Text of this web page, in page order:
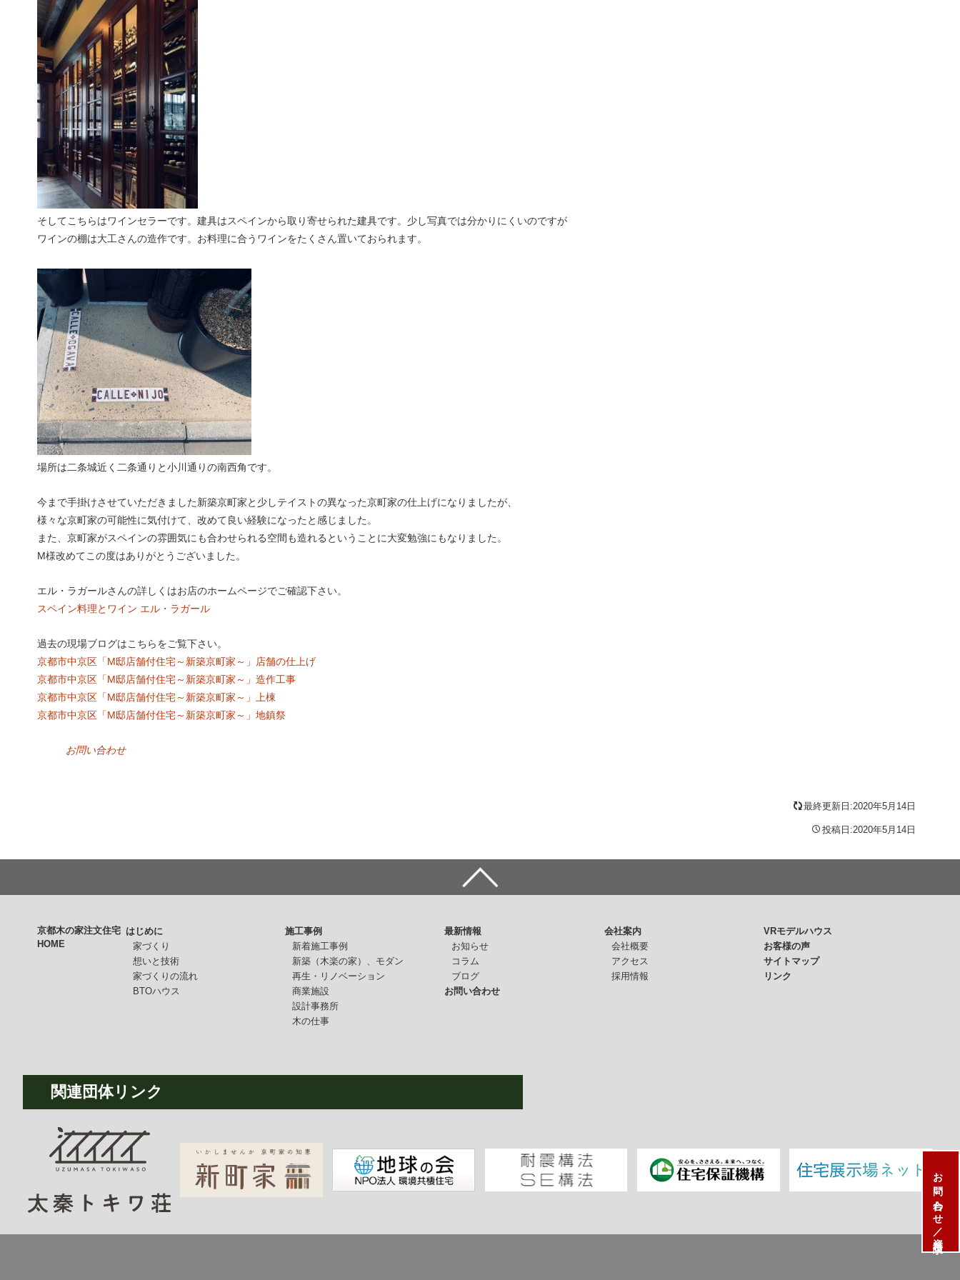
そしてこちらはワインセラーです。建具はスペインから取り寄せられた建具です。少し写真では分かりにくいのですが
ワインの棚は大工さんの造作です。お料理に合うワインをたくさん置いておられます。
場所は二条城近く二条通りと小川通りの南西角です。
今まで手掛けさせていただきました新築京町家と少しテイストの異なった京町家の仕上げになりましたが、
様々な京町家の可能性に気付けて、改めて良い経験になったと感じました。
また、京町家がスペインの雰囲気にも合わせられる空間も造れるということに大変勉強にもなりました。
M様改めてこの度はありがとうございました。
エル・ラガールさんの詳しくはお店のホームページでご確認下さい。
スペイン料理とワイン エル・ラガール
過去の現場ブログはこちらをご覧下さい。
京都市中京区「M邸店舗付住宅～新築京町家～」店舗の仕上げ
京都市中京区「M邸店舗付住宅～新築京町家～」造作工事
京都市中京区「M邸店舗付住宅～新築京町家～」上棟
京都市中京区「M邸店舗付住宅～新築京町家～」地鎮祭
お問い合わせ
最終更新日:2020年5月14日
投稿日:2020年5月14日
京都木の家注文住宅
HOME
はじめに
家づくり
想いと技術
家づくりの流れ
BTOハウス
施工事例
新着施工事例
新築（木楽の家）、モダン
再生・リノベーション
商業施設
設計事務所
木の仕事
最新情報
お知らせ
コラム
ブログ
会社案内
会社概要
アクセス
採用情報
VRモデルハウス
お客様の声
サイトマップ
リンク
お問い合わせ
関連団体リンク
お問い合わせ／資料請求